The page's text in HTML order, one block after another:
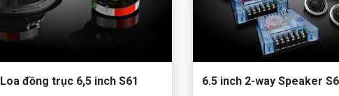
Loa đồng trục 6,5 inch S61 6.5 inch 2-way Speaker